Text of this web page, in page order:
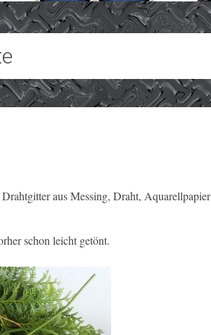
aus Messing, Draht, Aquarellpapier
schon leicht getönt.